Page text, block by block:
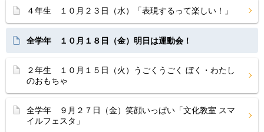
４年生 １０月２３日（水）「表現するって楽しい！」
全学年 １０月１８日（金）明日は運動会！
２年生 １０月１５日（火）うごくうごく ぼく・わたし
のおもちゃ
全学年 ９月２７日（金）笑顔いっぱい「文化教室 スマ
イルフェスタ」